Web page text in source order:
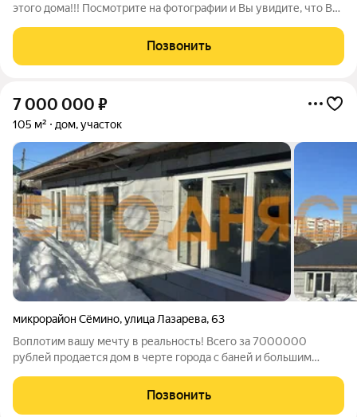
этого дома!!! Посмотрите на фотографии и Вы увидите, что Вас
планировки, каждое помещение !!! О доме : - Фундамент
ленточный. - Материал
Позвонить
7 000 000 ₽
105 м² дом, участок
микрорайон Сёмино,улица Лазарева,63
Воплотим вашу мечту в реальность! Всего за 7000000
рублей продается дом в черте города с баней и большим
Семино по адресу улица Лазарева 63. Площадь - 105м2,
удобная планировка: - две просторные
Позвонить